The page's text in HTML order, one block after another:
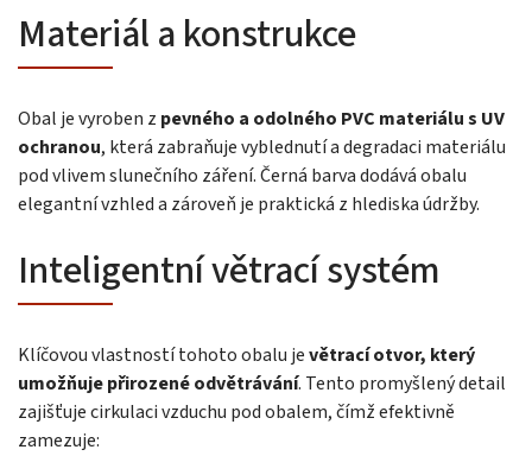
Materiál a konstrukce
Obal je vyroben z pevného a odolného PVC materiálu s UV
ochranou, která zabraňuje vyblednutí a degradaci materiálu
pod vlivem slunečního záření. Černá barva dodává obalu
elegantní vzhled a zároveň je praktická z hlediska údržby.
Inteligentní větrací systém
Klíčovou vlastností tohoto obalu jevětrací otvor, který
umožňuje přirozené odvětrávání. Tento promyšlený detail
zajišťuje cirkulaci vzduchu pod obalem, čímž efektivně
zamezuje: